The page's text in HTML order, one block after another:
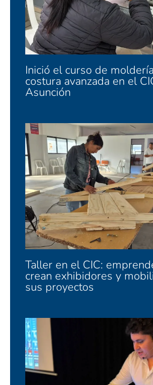
Inició el curso de
costura avanzada en el
Asunción
Taller en el CIC:
crean exhibidores y
sus proyectos